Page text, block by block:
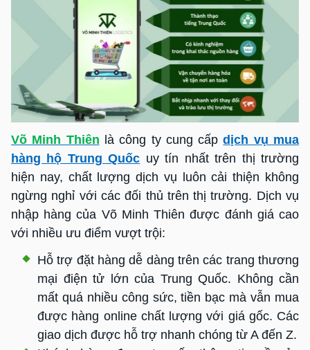
Võ Minh Thiên là công ty cung cấpdịch vụ mua
hàng hộ Trung Quốc uy tín nhất trên thị trường
hiện nay, chất lượng dịch vụ luôn cải thiện không
ngừng nghỉ với các đối thủ trên thị trường. Dịch vụ
nhập hàng của Võ Minh Thiên được đánh giá cao
với nhiều ưu điểm vượt trội:
Hỗ trợ đặt hàng dễ dàng trên các trang thương
mại điện tử lớn của Trung Quốc. Không cần
mất quá nhiều công sức, tiền bạc mà vẫn mua
được hàng online chất lượng với giá gốc. Các
giao dịch được hỗ trợ nhanh chóng từ A đến Z.